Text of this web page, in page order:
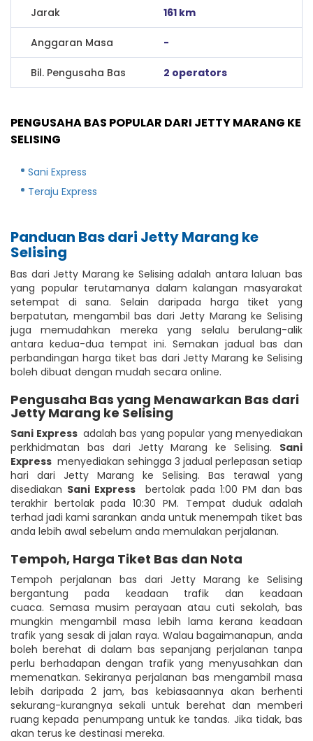
Jarak 161 km
Anggaran Masa -
Bil. Pengusaha Bas 2 operators
PENGUSAHA BAS POPULAR DARI JETTY MARANG KE
SELISING
Sani Express
Teraju Express
Panduan Bas dari Jetty Marang ke
Selising
Bas dari Jetty Marang ke Selising adalah antara laluan bas
yang popular terutamanya dalam kalangan masyarakat
setempat di sana. Selain daripada harga tiket yang
berpatutan, mengambil bas dari Jetty Marang ke Selising
juga memudahkan mereka yang selalu berulang-alik
antara kedua-dua tempat ini. Semakan jadual bas dan
perbandingan harga tiket bas dari Jetty Marang ke Selising
boleh dibuat dengan mudah secara online.
Pengusaha Bas yang Menawarkan Bas dari
Jetty Marang ke Selising
Sani Express adalah bas yang popular yang menyediakan
perkhidmatan bas dari Jetty Marang ke Selising. Sani
Express menyediakan sehingga 3 jadual perlepasan setiap
hari dari Jetty Marang ke Selising. Bas terawal yang
disediakan Sani Express bertolak pada 1:00 PM dan bas
terakhir bertolak pada 10:30 PM. Tempat duduk adalah
terhad jadi kami sarankan anda untuk menempah tiket bas
anda lebih awal sebelum anda memulakan perjalanan.
Tempoh, Harga Tiket Bas dan Nota
Tempoh perjalanan bas dari Jetty Marang ke Selising
bergantung pada keadaan trafik dan keadaan
cuaca. Semasa musim perayaan atau cuti sekolah, bas
mungkin mengambil masa lebih lama kerana keadaan
trafik yang sesak di jalan raya. Walau bagaimanapun, anda
boleh berehat di dalam bas sepanjang perjalanan tanpa
perlu berhadapan dengan trafik yang menyusahkan dan
memenatkan. Sekiranya perjalanan bas mengambil masa
lebih daripada 2 jam, bas kebiasaannya akan berhenti
sekurang-kurangnya sekali untuk berehat dan memberi
ruang kepada penumpang untuk ke tandas. Jika tidak, bas
akan terus ke destinasi mereka.